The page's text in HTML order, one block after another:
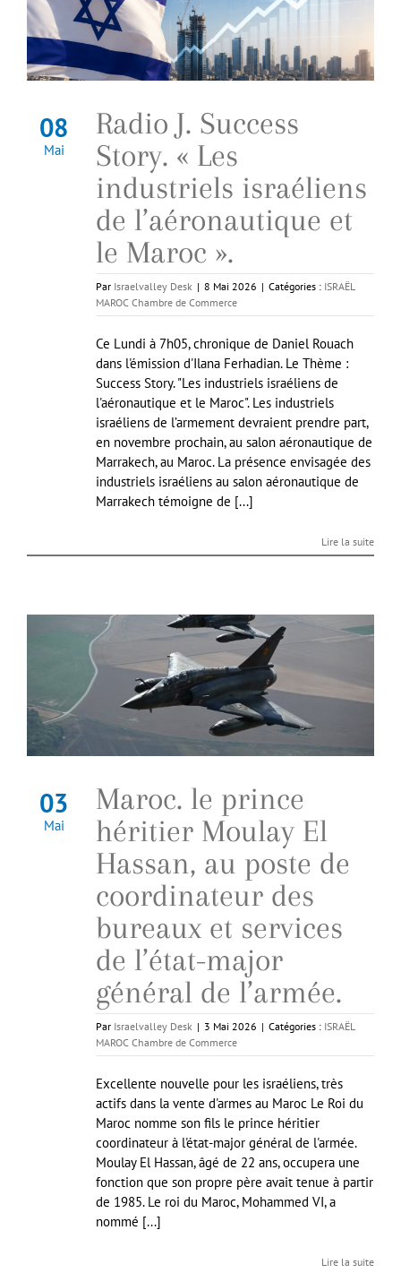
08
Mai
Radio J. Success
Story. « Les
industriels israéliens
de l’aéronautique et
le Maroc ».
Par Israelvalley Desk | 8 Mai 2026 | Catégories : ISRAËL
MAROC Chambre de Commerce
Ce Lundi à 7h05, chronique de Daniel Rouach
dans l'émission d'Ilana Ferhadian. Le Thème :
Success Story. "Les industriels israéliens de
l'aéronautique et le Maroc". Les industriels
israéliens de l’armement devraient prendre part,
en novembre prochain, au salon aéronautique de
Marrakech, au Maroc. La présence envisagée des
industriels israéliens au salon aéronautique de
Marrakech témoigne de [...]
Lire la suite
03
Mai
Maroc. le prince
héritier Moulay El
Hassan, au poste de
coordinateur des
bureaux et services
de l’état-major
général de l’armée.
Par Israelvalley Desk | 3 Mai 2026 | Catégories : ISRAËL
MAROC Chambre de Commerce
Excellente nouvelle pour les israéliens, très
actifs dans la vente d'armes au Maroc Le Roi du
Maroc nomme son fils le prince héritier
coordinateur à l'état-major général de l'armée.
Moulay El Hassan, âgé de 22 ans, occupera une
fonction que son propre père avait tenue à partir
de 1985. Le roi du Maroc, Mohammed VI, a
nommé [...]
Lire la suite